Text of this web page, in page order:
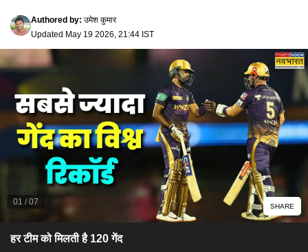
Authored by: उमेश कुमार
Updated May 19 2026, 21:44 IST
01 /07 SHARE
हर टीम को मिलती है 120 गेंद